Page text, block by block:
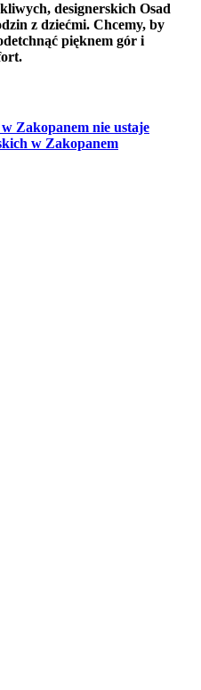
designerskich Osad
z dziećmi. Chcemy, by
pięknem gór i
Zakopanem nie ustaje
w Zakopanem